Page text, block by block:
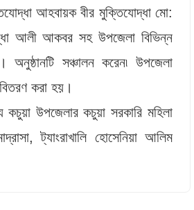
আহবায়ক বীর মুক্তিযোদ্ধা মো:
আলী আকবর সহ উপজেলা বিভিন্ন
অনুষ্ঠানটি সঞ্চালন করেন৷ উপজেলা
করা হয়।
কচুয়া উপজেলার কচুয়া সরকারি মহিলা
ট্যাংরাখালি হোসেনিয়া আলিম